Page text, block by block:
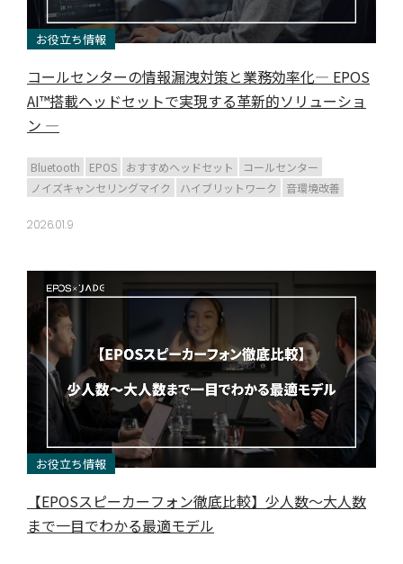
お役立ち情報
コールセンターの情報漏洩対策と業務効率化― EPOS
AI™搭載ヘッドセットで実現する革新的ソリューショ
ン ―
Bluetooth EPOS おすすめヘッドセット
コールセンター
ノイズキャンセリングマイク
ハイブリットワーク 音環境改善
2026.01.9
お役立ち情報
【EPOSスピーカーフォン徹底比較】少人数～大人数
まで一目でわかる最適モデル